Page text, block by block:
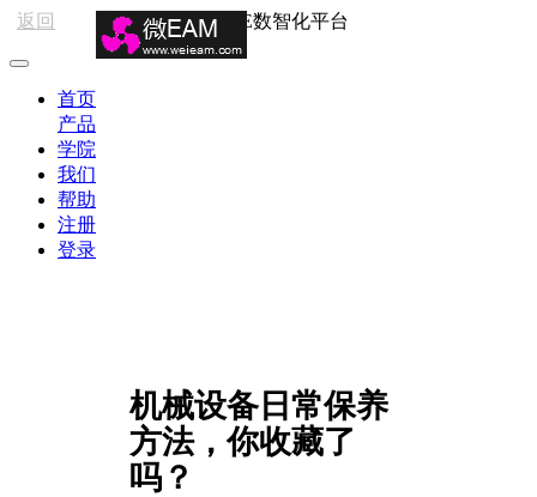
返回 HSE数智化平台
首页
产品
学院
我们
帮助
注册
登录
机械设备日常保养
方法，你收藏了
吗？